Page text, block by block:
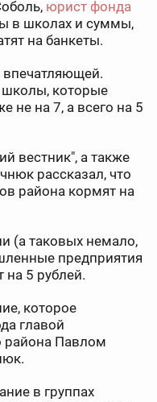
юрист фонда
в школах и суммы,
на банкеты.
впечатляющей.
школы, которые
не на 7, а всего на 5
вестник", а также
рассказал, что
района кормят на
(а таковых немало,
предприятия
5 рублей.
которое
главой
района Павлом
в группах